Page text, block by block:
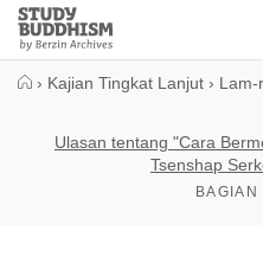
Close
Study
Buddhism
› Kajian Tingkat Lanjut › Lam-
Ulasan tentang "Cara
Tsenshap